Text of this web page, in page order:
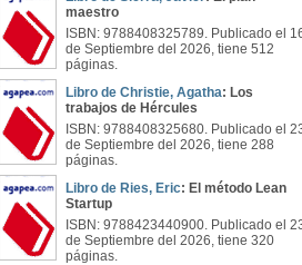
maestro
ISBN: 9788408325789. Publicado el
de Septiembre del 2026, tiene 512
páginas.
Libro de Christie, Agatha: Los
trabajos de Hércules
ISBN: 9788408325680. Publicado el
de Septiembre del 2026, tiene 288
páginas.
Libro de Ries, Eric: El método Lean
Startup
ISBN: 9788423440900. Publicado el
de Septiembre del 2026, tiene 320
páginas.